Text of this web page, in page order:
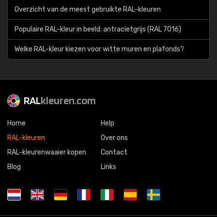
Overzicht van de meest gebruikte RAL-kleuren
Populaire RAL-kleur in beeld: antracietgrijs (RAL 7016)
Welke RAL-kleur kiezen voor witte muren en plafonds?
RALkleuren.com
Home
RAL-kleuren
RAL-kleurenwaaier kopen
Blog
Help
Over ons
Contact
Links